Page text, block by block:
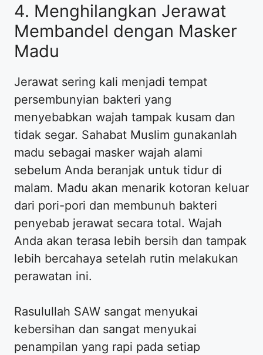
4. Menghilangkan Jerawat
Membandel dengan Masker
Madu
Jerawat sering kali menjadi tempat
persembunyian bakteri yang
menyebabkan wajah tampak kusam dan
tidak segar. Sahabat Muslim gunakanlah
madu sebagai masker wajah alami
sebelum Anda beranjak untuk tidur di
malam. Madu akan menarik kotoran keluar
dari pori-pori dan membunuh bakteri
penyebab jerawat secara total. Wajah
Anda akan terasa lebih bersih dan tampak
lebih bercahaya setelah rutin melakukan
perawatan ini.
Rasulullah SAW sangat menyukai
kebersihan dan sangat menyukai
penampilan yang rapi pada setiap